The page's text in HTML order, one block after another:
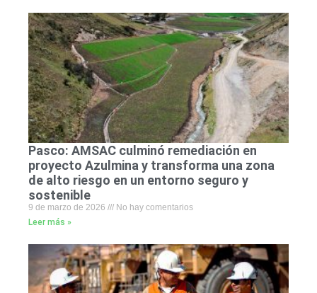
Pasco: AMSAC culminó remediación en
proyecto Azulmina y transforma una zona
de alto riesgo en un entorno seguro y
sostenible
9 de marzo de 2026
No hay comentarios
Leer más »